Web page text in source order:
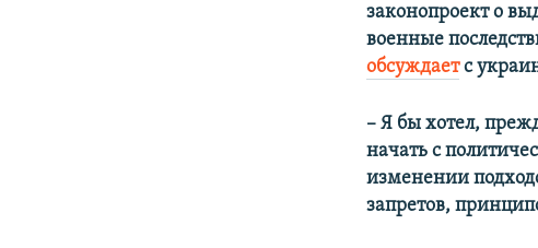
законопроект о
военные
обсуждаетс
– Я бы хотел,
начать с
изменении
запретов,